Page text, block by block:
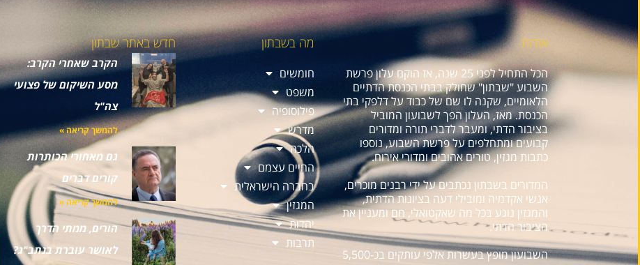
אודות
הכל התחיל לפני 25 שנה, אז הוקם עלון פרשת
השבוע "שבתון" שחולק בבתי הכנסת הדתיים
הלאומיים, שקנה לו שם של כבוד על דלפקי בתי
הכנסת. מאז, העלון הפך לשבועון המוביל
בציבור הדתי, ומעבר לדברי תורה ומדורים
קבועים ומתחלפים על פרשת השבוע, נוספו
כתבות מגזין, טורים אהובים ומדורי אירוח.
המדורים בשבתון נכתבים על ידי רבנים מוכרים,
אנשי אקדמיה ומובילי דעה בציונות הדתית,
והמגזין נוגע בכל מה שאקטואלי, חם ומעניין את
הציבור הדתי.
השבועון מופץ בעשרות אלפי עותקים בכ-5,500
מה בשבתון
חומשים
משפט
פילוסופיה
מדרש
הלכה
החיים עצמם
בחברה הישראלית
המגזין
יהדות
תרבות
חדש באתר שבתון
הקרב שאחרי הקרב:
מסע השיקום של פצועי
צה"ל
להמשך קריאה »
גם מאחורי הכותרות
קורים דברים
להמשך קריאה »
הורים, ממתי הדרך
לאושר עוברת בנתב"ג?